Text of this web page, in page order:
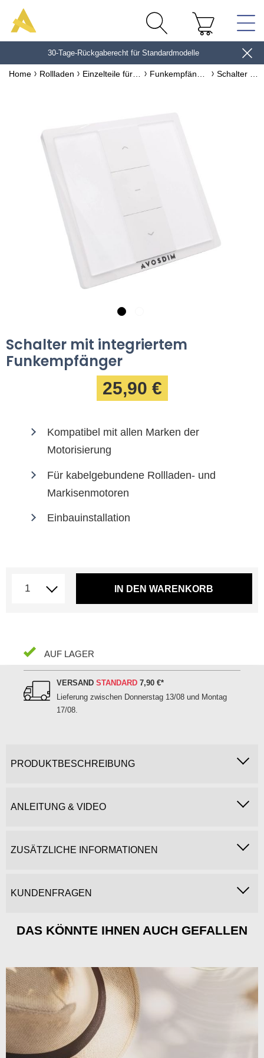
30-Tage-Rückgaberecht für Standardmodelle
Home Rollladen
Schalter mit integriertem
Funkempfänger
25,90 €
Kompatibel mit allen Marken der
Motorisierung
Für kabelgebundene Rollladen- und
Markisenmotoren
Einbauinstallation
IN DEN WARENKORB
AUF LAGER
VERSANDSTANDARD 7,90 €*
Lieferung zwischen Donnerstag 13/08 und Montag
17/08
PRODUKTBESCHREIBUNG
ANLEITUNG & VIDEO
ZUSÄTZLICHE INFORMATIONEN
KUNDENFRAGEN
DAS KÖNNTE IHNEN AUCH GEFALLEN